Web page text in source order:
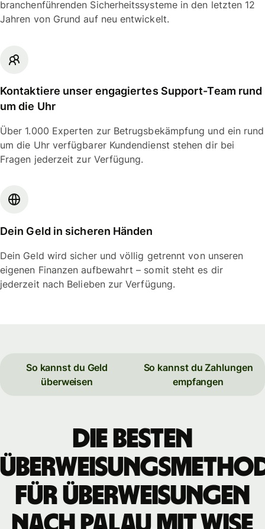
branchenführenden Sicherheitssysteme in den letzten 12
Jahren von Grund auf neu entwickelt.
Kontaktiere unser engagiertes Support-Team rund
um die Uhr
Über 1.000 Experten zur Betrugsbekämpfung und ein rund
um die Uhr verfügbarer Kundendienst stehen dir bei
Fragen jederzeit zur Verfügung.
Dein Geld in sicheren Händen
Dein Geld wird sicher und völlig getrennt von unseren
eigenen Finanzen aufbewahrt – somit steht es dir
jederzeit nach Belieben zur Verfügung.
So kannst du Geld
überweisen
So kannst du Zahlungen
empfangen
Die besten
für Überweisungen